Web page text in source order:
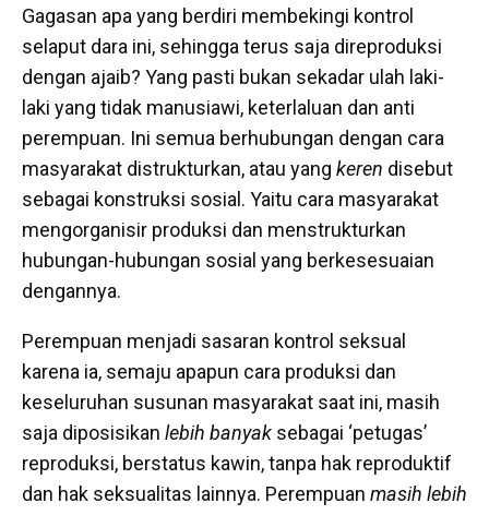
Gagasan apa yang berdiri membekingi kontrol
selaput dara ini, sehingga terus saja direproduksi
dengan ajaib? Yang pasti bukan sekadar ulah laki-
laki yang tidak manusiawi, keterlaluan dan anti
perempuan. Ini semua berhubungan dengan cara
masyarakat distrukturkan, atau yang keren disebut
sebagai konstruksi sosial. Yaitu cara masyarakat
mengorganisir produksi dan menstrukturkan
hubungan-hubungan sosial yang berkesesuaian
dengannya.
Perempuan menjadi sasaran kontrol seksual
karena ia, semaju apapun cara produksi dan
keseluruhan susunan masyarakat saat ini, masih
saja diposisikan lebih banyak sebagai ‘petugas’
reproduksi, berstatus kawin, tanpa hak reproduktif
dan hak seksualitas lainnya. Perempuan masih lebih